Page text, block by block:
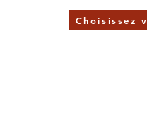
Choisissez